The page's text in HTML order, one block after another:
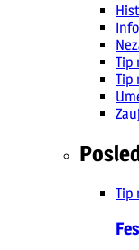
Tip
Tip
Tip